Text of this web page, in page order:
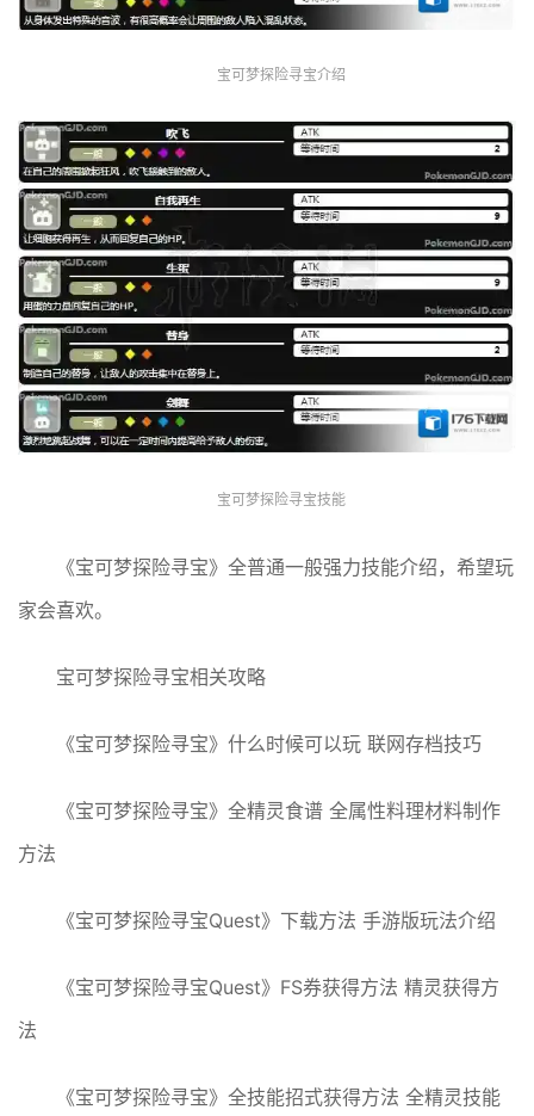
宝可梦探险寻宝介绍
宝可梦探险寻宝技能
《宝可梦探险寻宝》全普通一般强力技能介绍，希望玩
家会喜欢。
宝可梦探险寻宝相关攻略
《宝可梦探险寻宝》什么时候可以玩 联网存档技巧
《宝可梦探险寻宝》全精灵食谱 全属性料理材料制作
方法
《宝可梦探险寻宝Quest》下载方法 手游版玩法介绍
《宝可梦探险寻宝Quest》FS券获得方法 精灵获得方
法
《宝可梦探险寻宝》全技能招式获得方法 全精灵技能